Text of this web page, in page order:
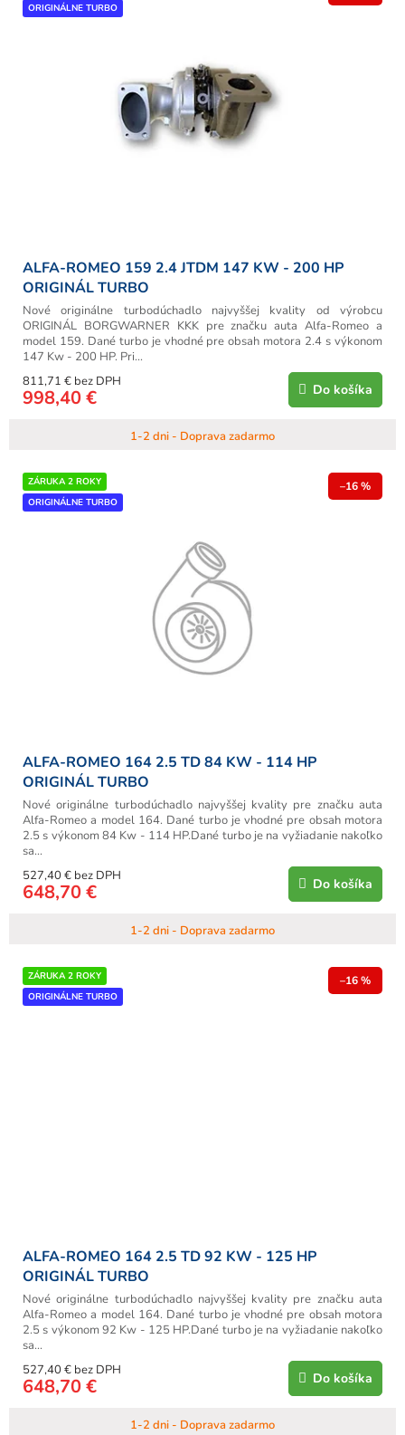
ORIGINÁLNE TURBO
ALFA-ROMEO 159 2.4 JTDM 147 KW - 200 HP
ORIGINÁL TURBO
1-2 dni - Doprava zadarmo
811,71 € bez DPH
998,40 € Do košíka
Nové originálne turbodúchadlo najvyššej kvality od výrobcu
ORIGINÁL BORGWARNER KKK pre značku auta Alfa-Romeo a
model 159. Dané turbo je vhodné pre obsah motora 2.4 s výkonom
147 Kw - 200 HP. Pri...
ZÁRUKA 2 ROKY
ORIGINÁLNE TURBO
–16 %
ALFA-ROMEO 164 2.5 TD 84 KW - 114 HP
ORIGINÁL TURBO
1-2 dni - Doprava zadarmo
527,40 € bez DPH
648,70 € Do košíka
Nové originálne turbodúchadlo najvyššej kvality pre značku auta
Alfa-Romeo a model 164. Dané turbo je vhodné pre obsah motora
2.5 s výkonom 84 Kw - 114 HP.Dané turbo je na vyžiadanie nakoľko
sa...
ZÁRUKA 2 ROKY
ORIGINÁLNE TURBO
–16 %
ALFA-ROMEO 164 2.5 TD 92 KW - 125 HP
ORIGINÁL TURBO
1-2 dni - Doprava zadarmo
527,40 € bez DPH
648,70 € Do košíka
Nové originálne turbodúchadlo najvyššej kvality pre značku auta
Alfa-Romeo a model 164. Dané turbo je vhodné pre obsah motora
2.5 s výkonom 92 Kw - 125 HP.Dané turbo je na vyžiadanie nakoľko
sa...